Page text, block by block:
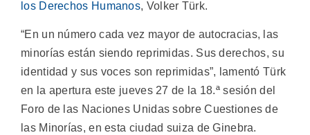
los Derechos Humanos, Volker Türk.
“En un número cada vez mayor de autocracias, las
minorías están siendo reprimidas. Sus derechos, su
identidad y sus voces son reprimidas”, lamentó Türk
en la apertura este jueves 27 de la 18.ª sesión del
Foro de las Naciones Unidas sobre Cuestiones de
las Minorías, en esta ciudad suiza de Ginebra.